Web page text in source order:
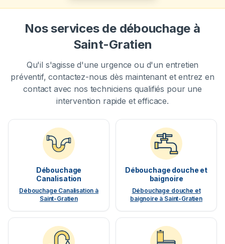
Nos services de débouchage à
Saint-Gratien
Qu'il s'agisse d'une urgence ou d'un entretien
préventif, contactez-nous dès maintenant et entrez en
contact avec nos techniciens qualifiés pour une
intervention rapide et efficace.
Débouchage
Canalisation
Débouchage Canalisation à
Saint-Gratien
Débouchage douche et
baignoire
Débouchage douche et
baignoire à Saint-Gratien